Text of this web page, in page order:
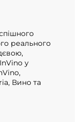
реального
у
Вино та